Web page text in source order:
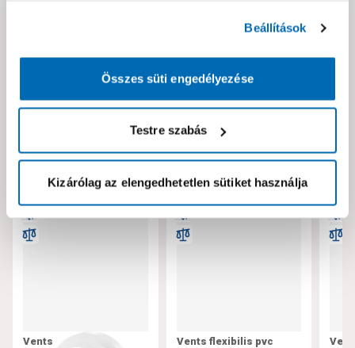
Beállítások
Összes süti engedélyezése
Testre szabás
Kizárólag az elengedhetetlen sütiket használja
Neked ajánljuk!
Vents
Vents flexibilis pvc